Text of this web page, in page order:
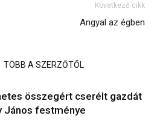
Következő cikk
Angyal az égben
TÖBB A SZERZŐTŐL
összegért cserélt gazdát
János festménye